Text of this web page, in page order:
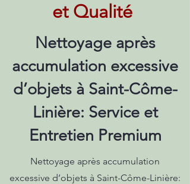
et Qualité
Nettoyage après
accumulation excessive
d’objets à Saint-Côme-
Linière: Service et
Entretien Premium
Nettoyage après accumulation
excessive d’objets à Saint-Côme-Linière: